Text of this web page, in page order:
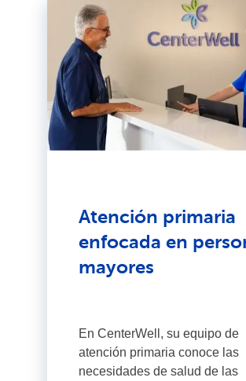
Atención primaria
enfocada en
mayores
En CenterWell, su equipo de
atención primaria conoce las
necesidades de salud de las